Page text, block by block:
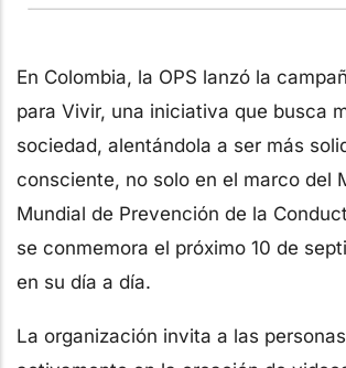
En Colombia, la OPS lanzó la
para Vivir, una iniciativa que busca
sociedad, alentándola a ser más
consciente, no solo en el marco del
Mundial de Prevención de la
se conmemora el próximo 10 de
en su día a día.
La organización invita a las